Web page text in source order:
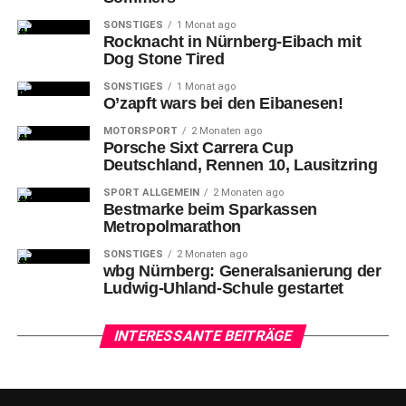
Bochums #4 Niklas Geske (rechts) verliert den Ball gegen Nürnbergs
Schlussabschnitt eröffneten die Mannen von Felix
Nürnberg einmal mehr AJ Davis Jr. übernahm. Der Sohn
SONSTIGES 1 Monat ago
Rocknacht in Nürnberg-Eibach mit
Dog Stone Tired
SONSTIGES 1 Monat ago
O’zapft wars bei den Eibanesen!
MOTORSPORT 2 Monaten ago
Porsche Sixt Carrera Cup
Deutschland, Rennen 10, Lausitzring
SPORT ALLGEMEIN 2 Monaten ago
Bestmarke beim Sparkassen
Metropolmarathon
SONSTIGES 2 Monaten ago
wbg Nürnberg: Generalsanierung der
Ludwig-Uhland-Schule gestartet
INTERESSANTE BEITRÄGE